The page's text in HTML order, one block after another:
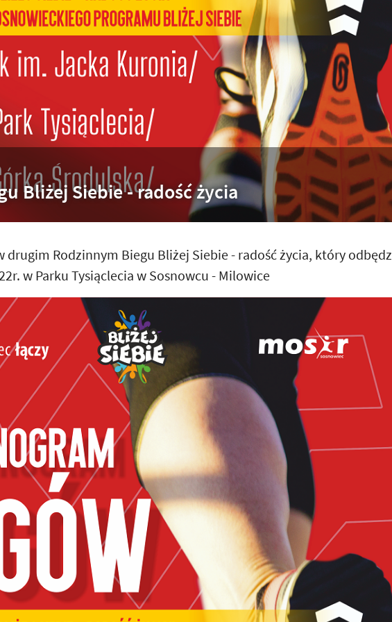
Bliżej Siebie - radość życia
drugim Rodzinnym Biegu Bliżej Siebie - radość życia, który
w Parku Tysiąclecia w Sosnowcu - Milowice